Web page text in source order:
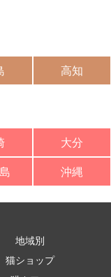
高知
大分
沖縄
地域別
猫ショップ